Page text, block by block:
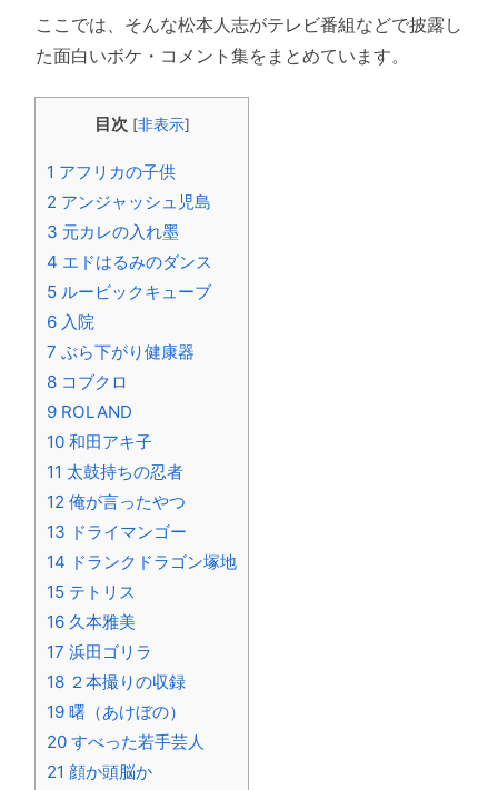
ここでは、そんな松本人志がテレビ番組などで披露し
た面白いボケ・コメント集をまとめています。
目次 [非表示]
1 アフリカの子供
2 アンジャッシュ児島
3 元カレの入れ墨
4 エドはるみのダンス
5 ルービックキューブ
6 入院
7 ぶら下がり健康器
8 コブクロ
9 ROLAND
10 和田アキ子
11 太鼓持ちの忍者
12 俺が言ったやつ
13 ドライマンゴー
14 ドランクドラゴン塚地
15 テトリス
16 久本雅美
17 浜田ゴリラ
18 ２本撮りの収録
19 曙（あけぼの）
20 すべった若手芸人
21 顔か頭脳か